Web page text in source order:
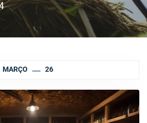
MARÇO 26